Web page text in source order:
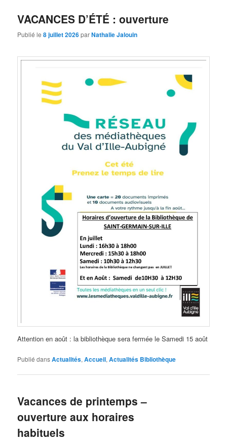
VACANCES D’ÉTÉ : ouverture
Publié le8 juillet 2026parNathalie Jalouin
Attention en août : la bibliothèque sera fermée le Samedi 15 août
Publié dansActualités,Accueil,Actualités Bibliothèque
Vacances de printemps –
ouverture aux horaires
habituels